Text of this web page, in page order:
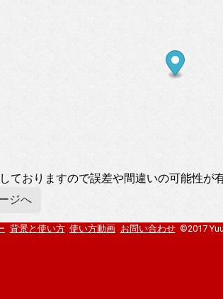
ておりますので誤差や間違いの可能性が有
ジへ
背景と使い方 使い方動画 お問い合わせ ©2017